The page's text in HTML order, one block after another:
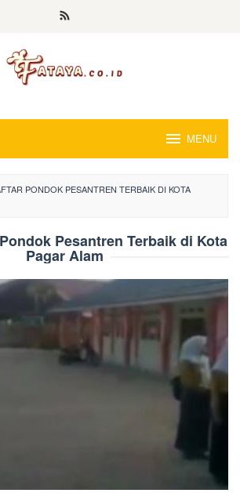
MENU
PONDOK PESANTREN TERBAIK DI KOTA
Pesantren Terbaik di Kota
Pagar Alam